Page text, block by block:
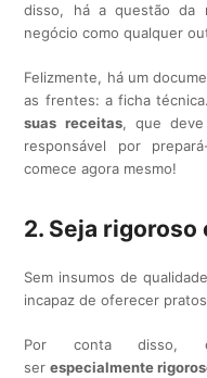
disso, há a questão da
negócio como qualquer
Felizmente, há um
as frentes: a ficha
suas receitas, que
responsável por
comece agora mesmo!
2. Seja
Sem insumos de
incapaz de oferecer
Por conta disso,
serespecialmente